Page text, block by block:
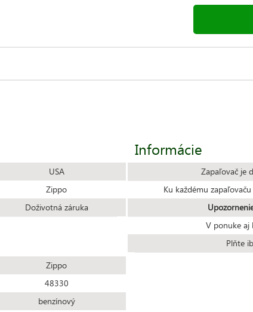
USA
Zippo
Doživotná záruka
Zippo
48330
benzínový
Informácie
Zapaľovač je
Ku každému
V ponuke aj
Plňte